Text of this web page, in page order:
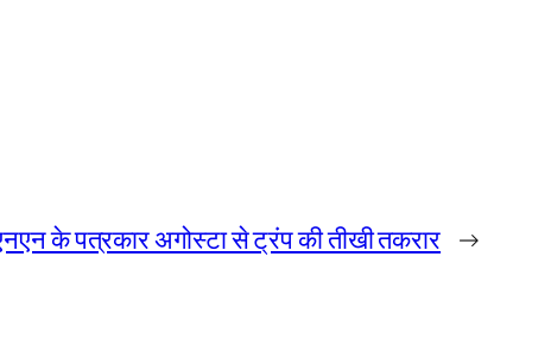
के पत्रकार अगोस्टा से ट्रंप की तीखी तकरार →